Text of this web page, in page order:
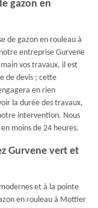
gazon en
de gazon en rouleau à
entreprise Gurvene
vos travaux, il est
de devis ; cette
en rien
la durée des travaux,
intervention. Nous
moins de 24 heures.
Gurvene vert et
et à la pointe
en rouleau à Mottier